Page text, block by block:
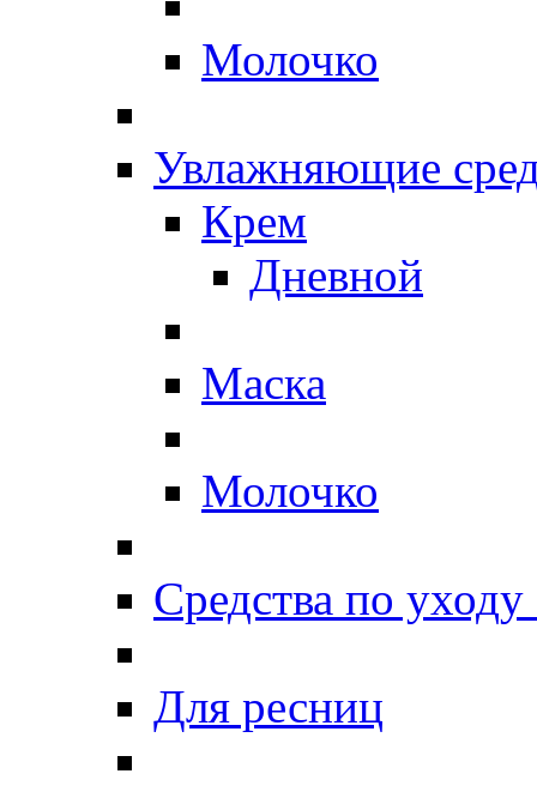
Молочко
Увлажняющие
Крем
Дневной
Маска
Молочко
Средства по уходу
Для ресниц